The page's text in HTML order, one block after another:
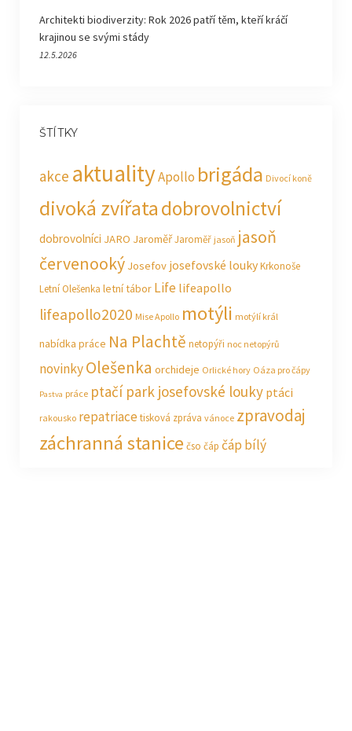
Architekti biodiverzity: Rok 2026 patří těm, kteří kráčí
krajinou se svými stády
12.5.2026
ŠTÍTKY
akce aktualityApollo brigáda Divocí koně
divoká zvířatadobrovolnictví
dobrovolníci JARO JaroměřJaroměř jasoň jasoň
červenooký Josefov josefovské loukyKrkonoše
Letní Olešenka letní tábor Life lifeapollo
lifeapollo2020 Mise Apollo motýli motýlí král
nabídka práce Na Plachtě netopýři noc netopýrů
novinkyOlešenka orchideje Orlické hory Oáza pro čápy
Pastva práce ptačí park josefovské louky ptáci
rakousko repatriacetisková zpráva vánoce zpravodaj
záchranná stanice čso čáp čáp bílý